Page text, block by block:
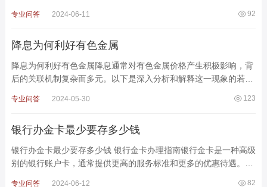
92
专业问答 2024-06-11
降息为何利好有色金属
降息为何利好有色金属降息通常对有色金属价格产生积极影响，背
后的关联机制复杂而多元。以下是深入分析和解释这一现象的若干
123
专业问答 2024-05-30
银行办金卡最少要存多少钱
银行办金卡最少要存多少钱 银行金卡办理指南银行金卡是一种高级
别的银行账户卡，通常提供更高的服务标准和更多的优惠待遇。不
82
专业问答 2024-06-12